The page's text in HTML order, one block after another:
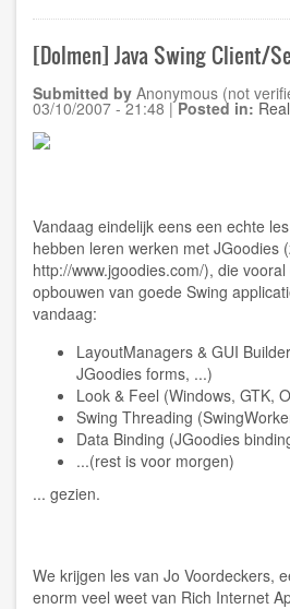
to
configure
Start
icons
as
[Dolmen] Java Swing Client/
Submitted by Anonymous (not
03/10/2007 - 21:48 |Posted in:
Vandaag eindelijk eens een echte
hebben leren werken met JGoodies
http://www.jgoodies.com/), die
opbouwen van goede Swing
vandaag:
LayoutManagers & GUI
JGoodies forms, ...)
Look & Feel (Windows, GTK,
Swing Threading
Data Binding (JGoodies
...(rest is voor morgen)
... gezien.
We krijgen les van Jo Voordeckers,
enorm veel weet van Rich Internet